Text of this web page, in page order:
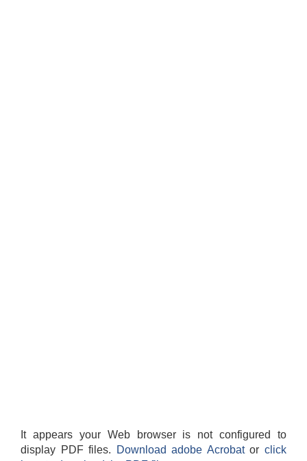
It appears your Web browser is not configured to
display PDF files.
Download adobe Acrobatorclick